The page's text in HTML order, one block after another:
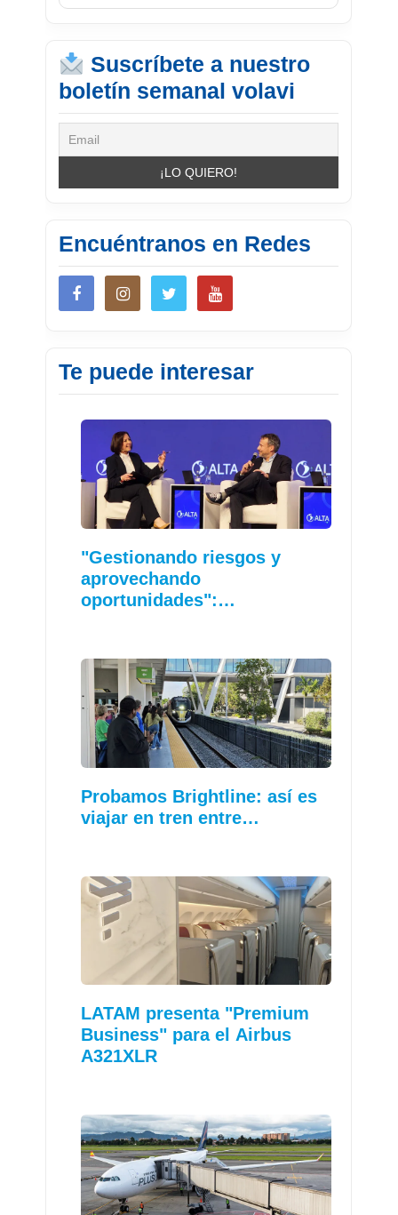
Suscríbete a nuestro
boletín semanal volavi
Encuéntranos en Redes
Te puede interesar
"Gestionando riesgos y
aprovechando
oportunidades":…
Probamos Brightline: así es
viajar en tren entre…
LATAM presenta "Premium
Business" para el Airbus
A321XLR